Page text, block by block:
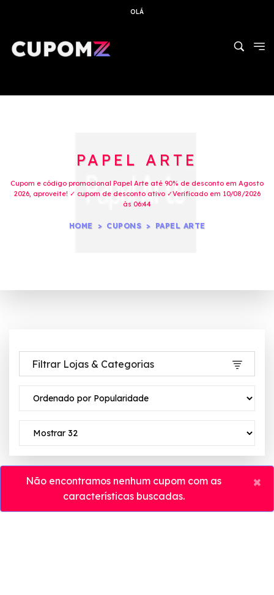
OLÁ
PAPEL ARTE
Cupom e código promocional Papel Arte até 90% de desconto em Agosto
2026, aproveite! ✓ cupom de desconto ativo ✓Verificado em 10/08/2026
às 06:44
HOME CUPONS PAPEL ARTE
Filtrar Lojas & Categorias
Não encontramos nenhum cupom com as
características buscadas.
×